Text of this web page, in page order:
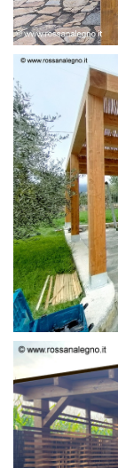
PERGOLA 6 X 3